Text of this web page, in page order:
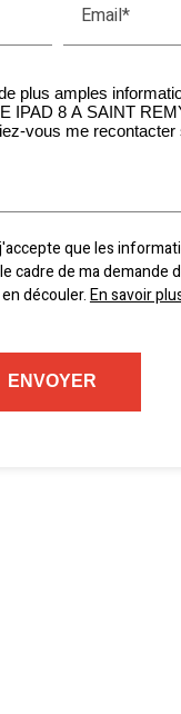
Email*
que les
cadre de ma demande
découler.En savoir